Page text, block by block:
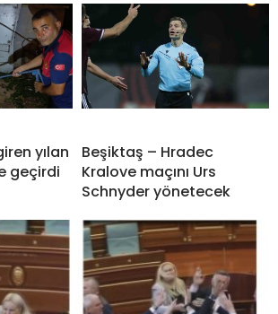
yılan
geçirdi
Beşiktaş – Hradec
Kralove maçını Urs
Schnyder yönetecek